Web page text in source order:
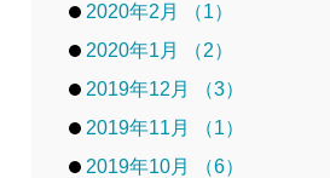
2020年2月 （1）
2020年1月 （2）
2019年12月 （3）
2019年11月 （1）
2019年10月 （6）